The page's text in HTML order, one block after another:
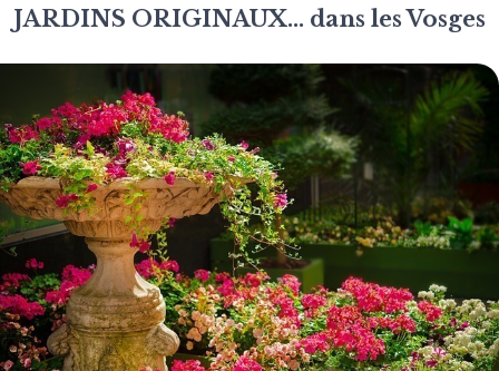
JARDINS ORIGINAUX... dans les Vosges